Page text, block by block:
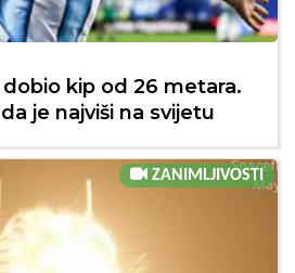
kip od 26 metara.
je najviši na svijetu
ZANIMLJIVOSTI